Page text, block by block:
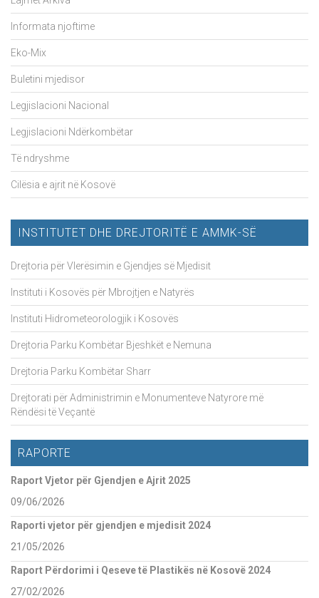
Informata njoftime
Eko-Mix
Buletini mjedisor
Legjislacioni Nacional
Legjislacioni Ndërkombëtar
Të ndryshme
Cilësia e ajrit në Kosovë
INSTITUTET DHE DREJTORITË E AMMK-SË
Drejtoria për Vlerësimin e Gjendjes së Mjedisit
Instituti i Kosovës për Mbrojtjen e Natyrës
Instituti Hidrometeorologjik i Kosovës
Drejtoria Parku Kombëtar Bjeshkët e Nemuna
Drejtoria Parku Kombëtar Sharr
Drejtorati për Administrimin e Monumenteve Natyrore më
Rëndësi të Veçantë
RAPORTE
Raport Vjetor për Gjendjen e Ajrit 2025
09/06/2026
Raporti vjetor për gjendjen e mjedisit 2024
21/05/2026
Raport Përdorimi i Qeseve të Plastikës në Kosovë 2024
27/02/2026